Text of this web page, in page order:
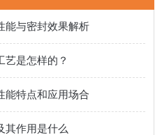
能与密封效果解析
艺是怎样的？
能特点和应用场合
其作用是什么